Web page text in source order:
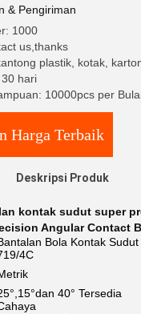
& Pengiriman
1000
us,thanks
plastik, kotak,
hari
10000pcs per
Harga Terbaik
Deskripsi Produk
kontak sudut super
Angular Contact
Bola Kontak
4C
40° Tersedia